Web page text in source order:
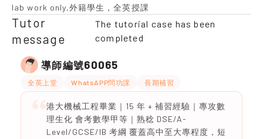
lab work only,外籍學生，全英授課
Tutor
message
The tutorial case has been
completed
導師編號60065
全英上堂 WhatsAPP問功課 長期補習
港大機械工程畢業｜15 年 + 補習經驗｜專攻數
理生化 會考數學甲等｜熟稔 DSE/A-
Level/GCSE/IB 考綱 覆蓋高中至大專程度，短